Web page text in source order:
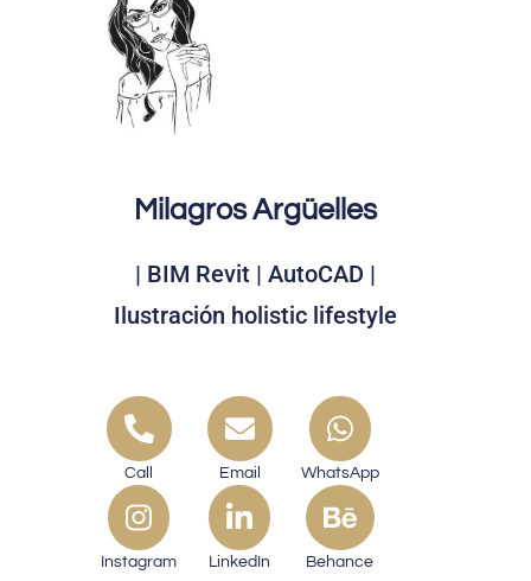
Milagros Argüelles
| BIM Revit | AutoCAD |
Ilustración holistic lifestyle
Call Email WhatsApp
Instagram LinkedIn Behance